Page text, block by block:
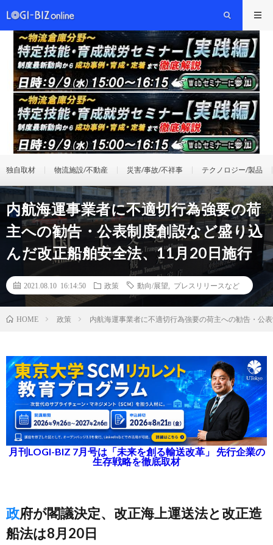
独自取材 物流施設/不動産 災害/事故/不祥事 テクノロジー/製品
内航海運事業者に不適切行為強要の荷
主への勧告・公表制度創設など盛り込
んだ改正船舶安全法、11月20日施行
2021.08.10 16:14:50 政策 動向/展望 プレスリリースなど
HOME 政策 内航海運事業者に不適切行為強要の荷主への勧告・公
月刊LOGI-BIZ 7月号は「未来を創る輸送改革」 先行企業の
生存戦略を徹底取材
政府が閣議決定、改正海上運送法と改正造
船法は8月20日